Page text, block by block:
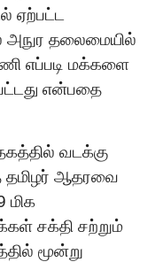
ஏற்பட்ட
அநுர தலைமையில்
எப்படி மக்களை
என்பதை
வடக்கு
தமிழர் ஆதரவை
மிக
சக்தி சற்றும்
மூன்று